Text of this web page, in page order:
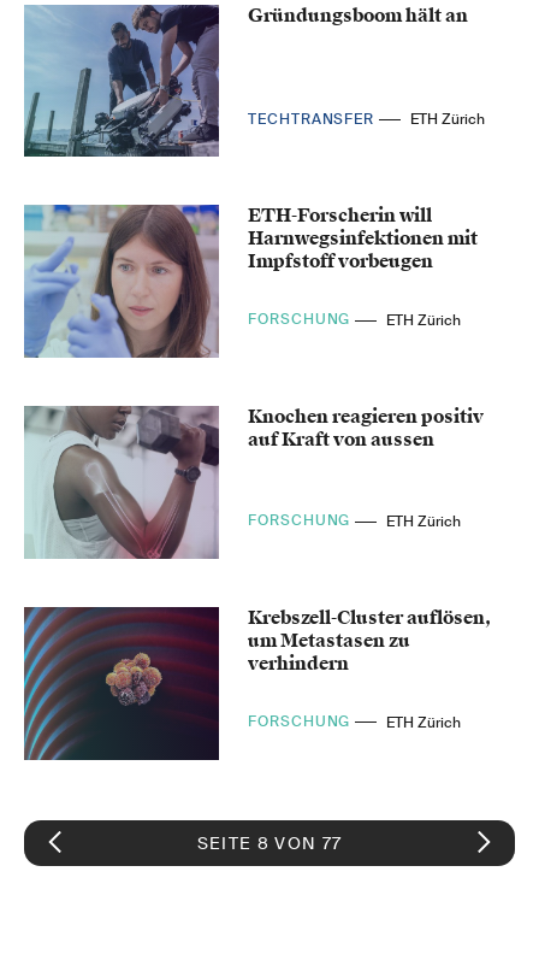
Gründungsboom hält an
TECHTRANSFER ETH Zürich
ETH-Forscherin will
Harnwegsinfektionen mit
Impfstoff vorbeugen
FORSCHUNG ETH Zürich
Knochen reagieren positiv
auf Kraft von aussen
FORSCHUNG ETH Zürich
Krebszell-Cluster auflösen,
um Metastasen zu
verhindern
FORSCHUNG ETH Zürich
SEITE 8 VON 77